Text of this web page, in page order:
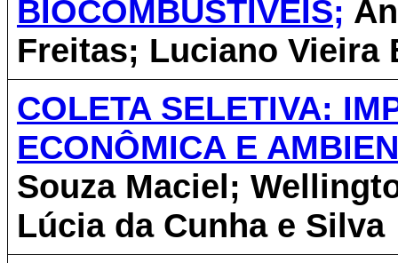
BIOCOMBUSTÍVEIS;
Freitas; Luciano Vieira
COLETA SELETIVA:
ECONÔMICA E
Souza Maciel;
Lúcia da Cunha e Silva